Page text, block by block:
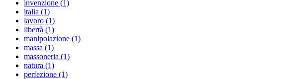
invenzione (1)
italia (1)
lavoro (1)
libertà (1)
manipolazione (1)
massa (1)
massoneria (1)
natura (1)
perfezione (1)